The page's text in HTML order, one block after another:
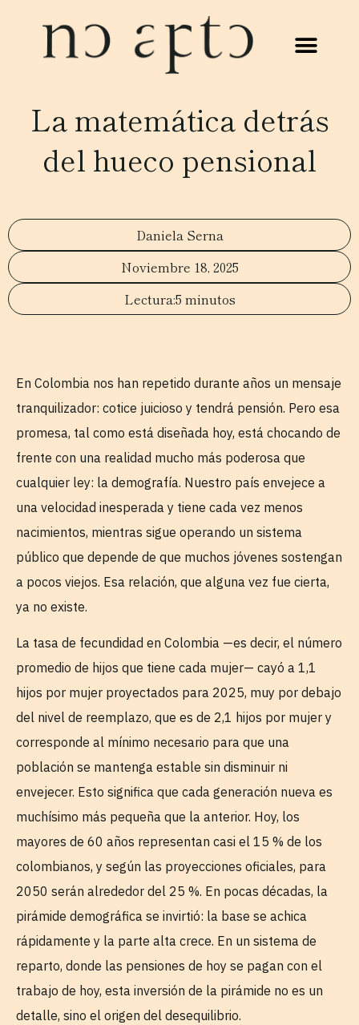
La matemática detrás
del hueco pensional
Daniela Serna
Noviembre 18, 2025
5 minutos
En Colombia nos han repetido durante años un mensaje
tranquilizador: cotice juicioso y tendrá pensión. Pero esa
promesa, tal como está diseñada hoy, está chocando de
frente con una realidad mucho más poderosa que
cualquier ley: la demografía. Nuestro país envejece a
una velocidad inesperada y tiene cada vez menos
nacimientos, mientras sigue operando un sistema
público que depende de que muchos jóvenes sostengan
a pocos viejos. Esa relación, que alguna vez fue cierta,
ya no existe.
La tasa de fecundidad en Colombia —es decir, el número
promedio de hijos que tiene cada mujer— cayó a 1,1
hijos por mujer proyectados para 2025, muy por debajo
del nivel de reemplazo, que es de 2,1 hijos por mujer y
corresponde al mínimo necesario para que una
población se mantenga estable sin disminuir ni
envejecer. Esto significa que cada generación nueva es
muchísimo más pequeña que la anterior. Hoy, los
mayores de 60 años representan casi el 15 % de los
colombianos, y según las proyecciones oficiales, para
2050 serán alrededor del 25 %. En pocas décadas, la
pirámide demográfica se invirtió: la base se achica
rápidamente y la parte alta crece. En un sistema de
reparto, donde las pensiones de hoy se pagan con el
trabajo de hoy, esta inversión de la pirámide no es un
detalle, sino el origen del desequilibrio.